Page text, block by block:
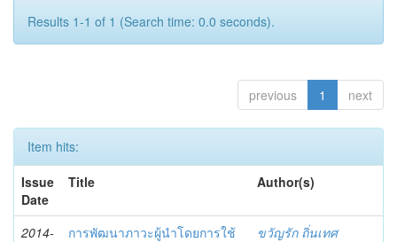
Results 1-1 of 1 (Search time: 0.0 seconds).
previous 1 next
Item hits:
Issue
Date
Title Author(s)
2014-
การพัฒนาภาวะผู้นำโดยการใช้
ขวัญรัก ถิ่นเทศ